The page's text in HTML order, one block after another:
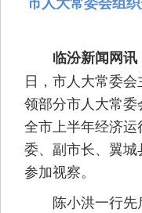
临汾新闻网讯
日，市人大常委
领部分市人大常
全市上半年经济
委、副市长、翼
参加视察。
陈小洪一行先